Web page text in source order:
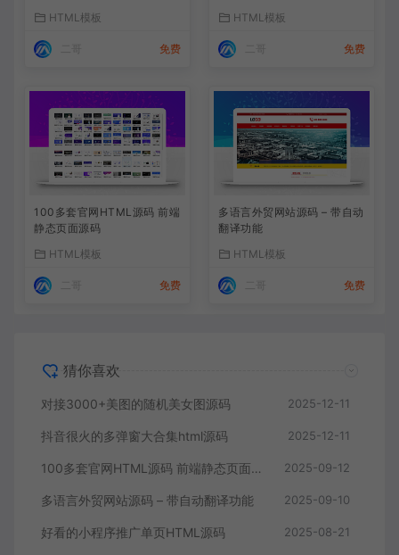
HTML模板
免费
HTML模板
免费
100多套官网HTML源码 前端
静态页面源码
HTML模板
免费
多语言外贸网站源码 – 带自动
翻译功能
HTML模板
免费
猜你喜欢
对接3000+美图的随机美女图源码 2025-12-11
抖音很火的多弹窗大合集html源码 2025-12-11
100多套官网HTML源码 前端静态页面源码 2025-09-12
多语言外贸网站源码 – 带自动翻译功能 2025-09-10
好看的小程序推广单页HTML源码 2025-08-21